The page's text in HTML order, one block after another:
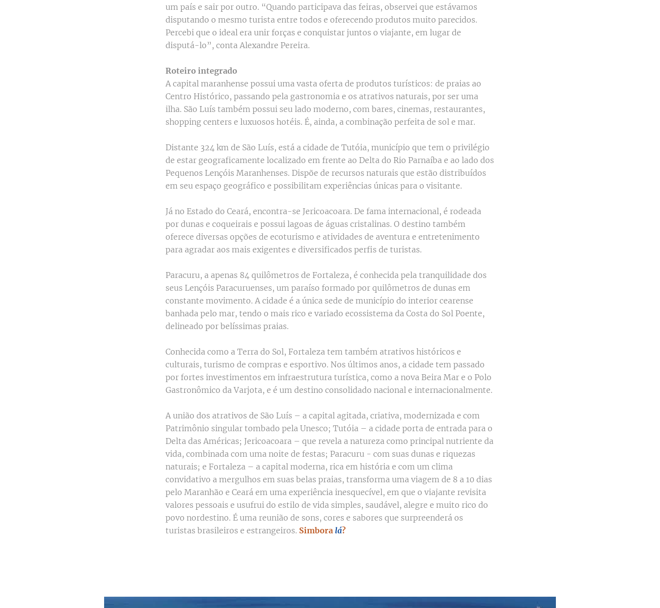
um país e sair por outro. “Quando participava das feiras, observei que estávamos
disputando o mesmo turista entre todos e oferecendo produtos muito parecidos.
Percebi que o ideal era unir forças e conquistar juntos o viajante, em lugar de
disputá-lo”, conta Alexandre Pereira.
Roteiro integrado
A capital maranhense possui uma vasta oferta de produtos turísticos: de praias ao
Centro Histórico, passando pela gastronomia e os atrativos naturais, por ser uma
ilha. São Luís também possui seu lado moderno, com bares, cinemas, restaurantes,
shopping centers e luxuosos hotéis. É, ainda, a combinação perfeita de sol e mar.
Distante 324 km de São Luís, está a cidade de Tutóia, município que tem o privilégio
de estar geograficamente localizado em frente ao Delta do Rio Parnaíba e ao lado dos
Pequenos Lençóis Maranhenses. Dispõe de recursos naturais que estão distribuídos
em seu espaço geográfico e possibilitam experiências únicas para o visitante.
Já no Estado do Ceará, encontra-se Jericoacoara. De fama internacional, é rodeada
por dunas e coqueirais e possui lagoas de águas cristalinas. O destino também
oferece diversas opções de ecoturismo e atividades de aventura e entretenimento
para agradar aos mais exigentes e diversificados perfis de turistas.
Paracuru, a apenas 84 quilômetros de Fortaleza, é conhecida pela tranquilidade dos
seus Lençóis Paracuruenses, um paraíso formado por quilômetros de dunas em
constante movimento. A cidade é a única sede de município do interior cearense
banhada pelo mar, tendo o mais rico e variado ecossistema da Costa do Sol Poente,
delineado por belíssimas praias.
Conhecida como a Terra do Sol, Fortaleza tem também atrativos históricos e
culturais, turismo de compras e esportivo. Nos últimos anos, a cidade tem passado
por fortes investimentos em infraestrutura turística, como a nova Beira Mar e o Polo
Gastronômico da Varjota, e é um destino consolidado nacional e internacionalmente.
A união dos atrativos de São Luís – a capital agitada, criativa, modernizada e com
Patrimônio singular tombado pela Unesco; Tutóia – a cidade porta de entrada para o
Delta das Américas; Jericoacoara – que revela a natureza como principal nutriente da
vida, combinada com uma noite de festas; Paracuru - com suas dunas e riquezas
naturais; e Fortaleza – a capital moderna, rica em história e com um clima
convidativo a mergulhos em suas belas praias, transforma uma viagem de 8 a 10 dias
pelo Maranhão e Ceará em uma experiência inesquecível, em que o viajante revisita
valores pessoais e usufrui do estilo de vida simples, saudável, alegre e muito rico do
povo nordestino. É uma reunião de sons, cores e sabores que surpreenderá os
turistas brasileiros e estrangeiros. Simbora lá?